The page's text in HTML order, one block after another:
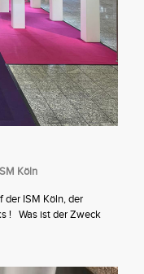
Köln
der ISM Köln, der
! Was ist der Zweck